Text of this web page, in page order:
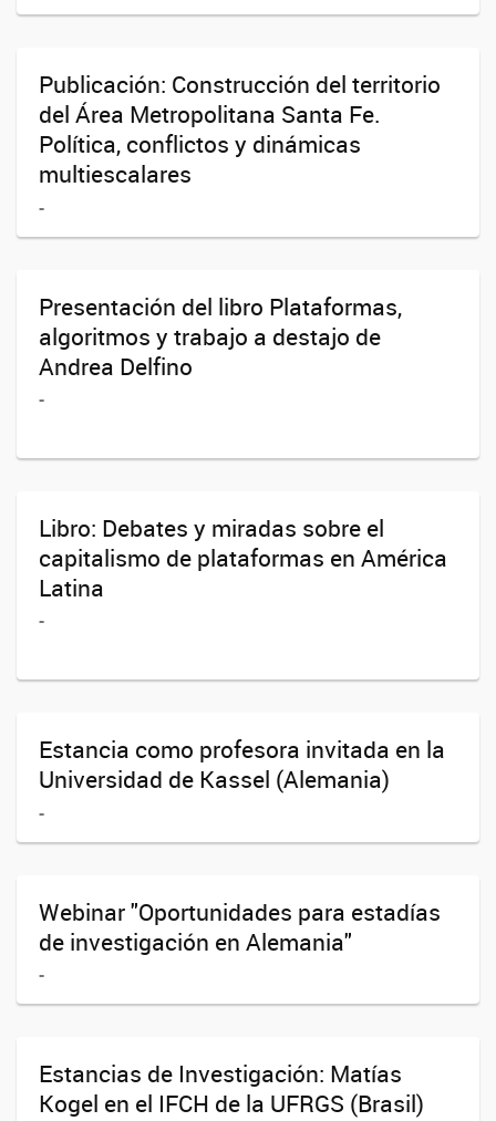
Publicación: Construcción del territorio
del Área Metropolitana Santa Fe.
Política, conflictos y dinámicas
multiescalares
-
Presentación del libro Plataformas,
algoritmos y trabajo a destajo de
Andrea Delfino
-
Libro: Debates y miradas sobre el
capitalismo de plataformas en América
Latina
-
Estancia como profesora invitada en la
Universidad de Kassel (Alemania)
-
Webinar "Oportunidades para estadías
de investigación en Alemania"
-
Estancias de Investigación: Matías
Kogel en el IFCH de la UFRGS (Brasil)